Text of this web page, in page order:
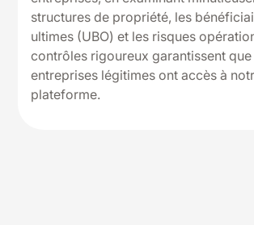
structures de propriété, les
ultimes (UBO) et les risques
contrôles rigoureux garantissent que
entreprises légitimes ont accès à
plateforme.